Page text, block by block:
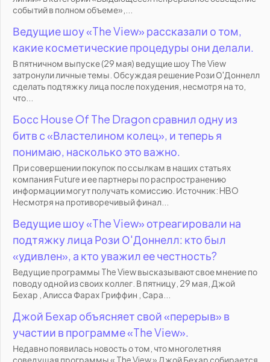
событий в полном объеме»,...
Ведущие шоу «The View» рассказали о том,
какие косметические процедуры они делали.
В пятничном выпуске (29 мая) ведущие шоу The View
затронули личные темы. Обсуждая решение Рози О'Доннелл
сделать подтяжку лица после похудения, несмотря на то,
что...
Босс House Of The Dragon сравнил одну из
битв с «Властелином колец», и теперь я
понимаю, насколько это важно.
При совершении покупок по ссылкам в наших статьях
компания Future и ее партнеры по распространению
информации могут получать комиссию. Источник: HBO
Несмотря на противоречивый финал...
Ведущие шоу «The View» отреагировали на
подтяжку лица Рози О'Доннелл: кто был
«удивлен», а кто уважил ее честность?
Ведущие программы The View высказывают свое мнение по
поводу одной из своих коллег. В пятницу, 29 мая, Джой
Бехар , Алисса Фарах Гриффин , Сара...
Джой Бехар объясняет свой «перерыв» в
участии в программе «The View».
Недавно появилась новость о том, что многолетняя
соведущая программы « The View » Джой Бехар собирается